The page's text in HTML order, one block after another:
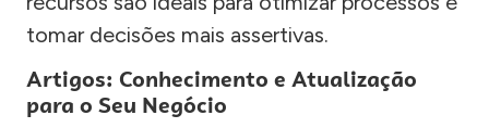
tomar decisões mais assertivas.
Artigos: Conhecimento e Atualização
para o Seu Negócio